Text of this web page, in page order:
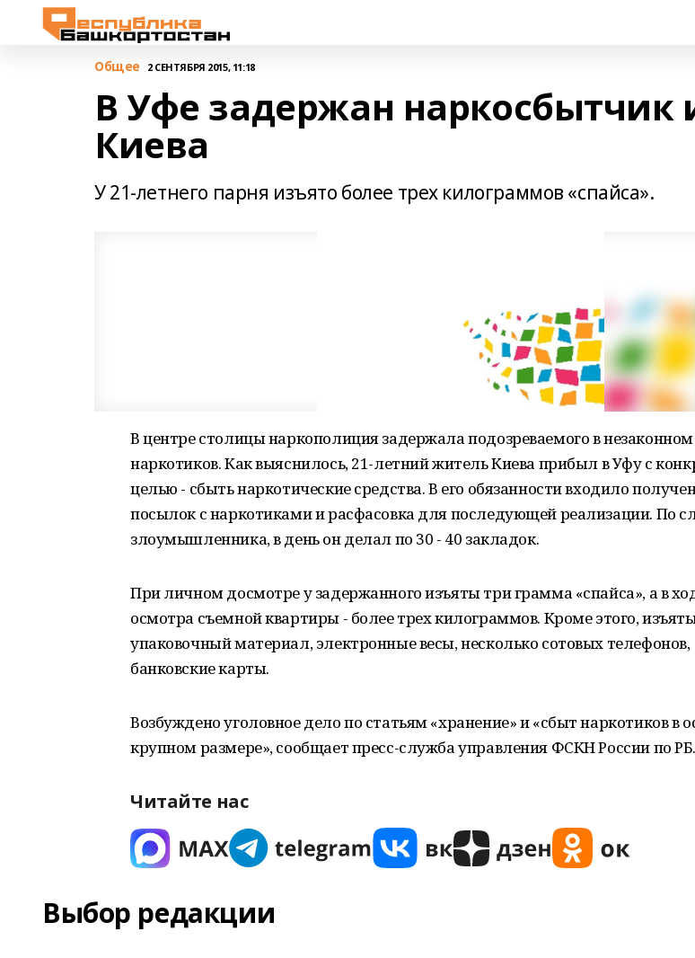
Общее 2 СЕНТЯБРЯ 2015, 11:18
В Уфе задержан наркосбытчик
Киева
У 21-летнего парня изъято более трех килограммов «спайса».
В центре столицы наркополиция задержала подозреваемого в
наркотиков. Как выяснилось, 21-летний житель Киева прибыл в Уфу с
целью - сбыть наркотические средства. В его обязанности входило
посылок с наркотиками и расфасовка для последующей реализации. По
злоумышленника, в день он делал по 30 - 40 закладок.
При личном досмотре у задержанного изъяты три грамма «спайса», а в
осмотра съемной квартиры - более трех килограммов. Кроме этого,
упаковочный материал, электронные весы, несколько сотовых телефонов,
банковские карты.
Возбуждено уголовное дело по статьям «хранение» и «сбыт наркотиков в
крупном размере», сообщает пресс-служба управления ФСКН России по РБ.
Читайте нас
Выбор редакции